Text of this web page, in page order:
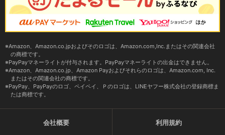
Amazon、Amazon.co.jpおよびそのロゴは、Amazon.com,Inc.またはその関連会社
の商標です。
PayPayマネーライトが付与されます。PayPayマネーライトの出金はできません。
Amazon、Amazon.co.jp、Amazon Payおよびそれらのロゴは、Amazon.com, Inc.
またはその関連会社の商標です。
PayPay、PayPayのロゴ、ペイペイ、Ｐのロゴは、LINEヤフー株式会社の登録商標ま
たは商標です。
会社概要 利用規約